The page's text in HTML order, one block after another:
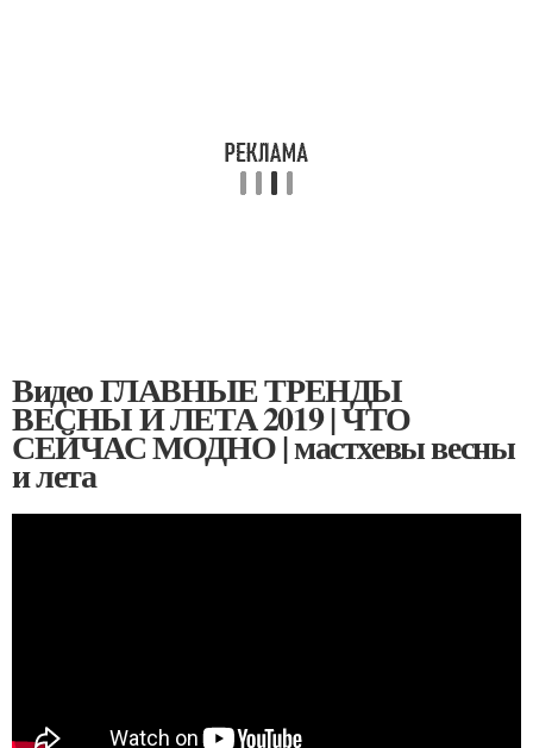
Видео ГЛАВНЫЕ ТРЕНДЫ
ВЕСНЫ И ЛЕТА 2019 | ЧТО
СЕЙЧАС МОДНО | мастхевы весны
и лета